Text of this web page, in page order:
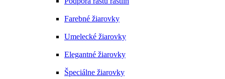
Farebné žiarovky
Umelecké žiarovky
Elegantné žiarovky
Špeciálne žiarovky